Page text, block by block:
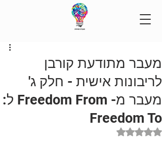
מעבר מתודעת קורבן
לריבונות אישית - חלק ג'
מעבר מ- Freedom From ל:
Freedom To
דירוג של NaN מתוך 5 כוכבים